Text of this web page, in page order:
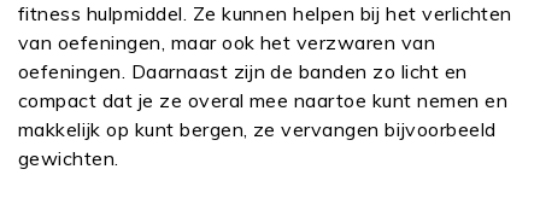
fitness hulpmiddel. Ze kunnen helpen bij het verlichten
van oefeningen, maar ook het verzwaren van
oefeningen. Daarnaast zijn de banden zo licht en
compact dat je ze overal mee naartoe kunt nemen en
makkelijk op kunt bergen, ze vervangen bijvoorbeeld
gewichten.